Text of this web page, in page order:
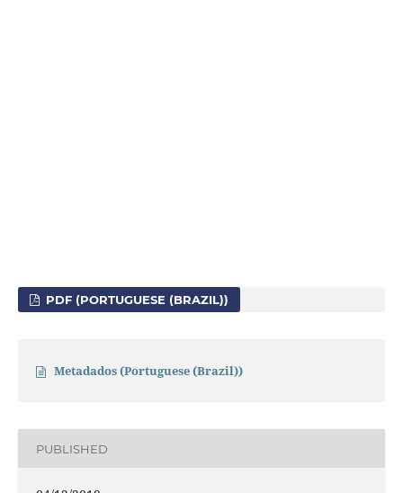
PDF (PORTUGUESE (BRAZIL))
Metadados (Portuguese (Brazil))
PUBLISHED